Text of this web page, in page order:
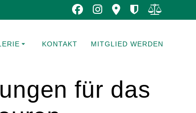
KONTAKT MITGLIED WERDEN
für das